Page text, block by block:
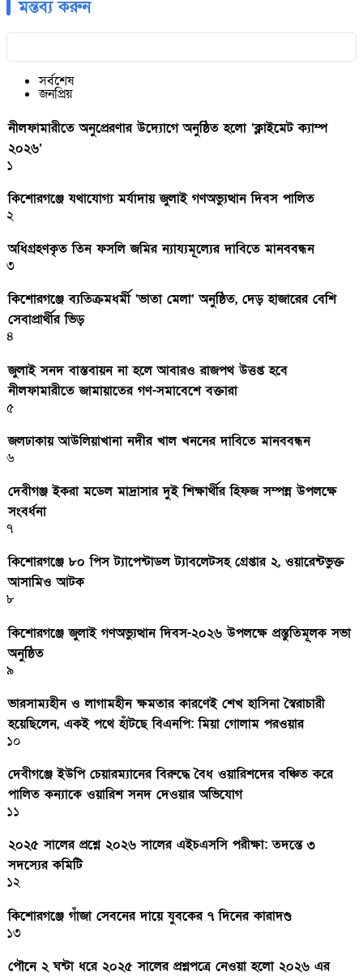
মন্তব্য করুন
সর্বশেষ
জনপ্রিয়
নীলফামারীতে অনুপ্রেরণার উদ্যোগে অনুষ্ঠিত হলো ‘ক্লাইমেট ক্যাম্প
২০২৬’
১
কিশোরগঞ্জে যথাযোগ্য মর্যাদায় জুলাই গণঅভ্যুত্থান দিবস পালিত
২
অধিগ্রহণকৃত তিন ফসলি জমির ন্যায্যমূল্যের দাবিতে মানববন্ধন
৩
কিশোরগঞ্জে ব্যতিক্রমধর্মী ‘ভাতা মেলা’ অনুষ্ঠিত, দেড় হাজারের বেশি
সেবাপ্রার্থীর ভিড়
৪
জুলাই সনদ বাস্তবায়ন না হলে আবারও রাজপথ উত্তপ্ত হবে
নীলফামারীতে জামায়াতের গণ-সমাবেশে বক্তারা
৫
জলঢাকায় আউলিয়াখানা নদীর খাল খননের দাবিতে মানববন্ধন
৬
দেবীগঞ্জ ইকরা মডেল মাদ্রাসার দুই শিক্ষার্থীর হিফজ সম্পন্ন উপলক্ষে
সংবর্ধনা
৭
কিশোরগঞ্জে ৮০ পিস ট্যাপেন্টাডল ট্যাবলেটসহ গ্রেপ্তার ২, ওয়ারেন্টভুক্ত
আসামিও আটক
৮
কিশোরগঞ্জে জুলাই গণঅভ্যুত্থান দিবস-২০২৬ উপলক্ষে প্রস্তুতিমূলক সভা
অনুষ্ঠিত
৯
ভারসাম্যহীন ও লাগামহীন ক্ষমতার কারণেই শেখ হাসিনা স্বৈরাচারী
হয়েছিলেন, একই পথে হাঁটছে বিএনপি: মিয়া গোলাম পরওয়ার
১০
দেবীগঞ্জে ইউপি চেয়ারম্যানের বিরুদ্ধে বৈধ ওয়ারিশদের বঞ্চিত করে
পালিত কন্যাকে ওয়ারিশ সনদ দেওয়ার অভিযোগ
১১
২০২৫ সালের প্রশ্নে ২০২৬ সালের এইচএসসি পরীক্ষা: তদন্তে ৩
সদস্যের কমিটি
১২
কিশোরগঞ্জে গাঁজা সেবনের দায়ে যুবকের ৭ দিনের কারাদণ্ড
১৩
পৌনে ২ ঘন্টা ধরে ২০২৫ সালের প্রশ্নপত্রে নেওয়া হলো ২০২৬ এর